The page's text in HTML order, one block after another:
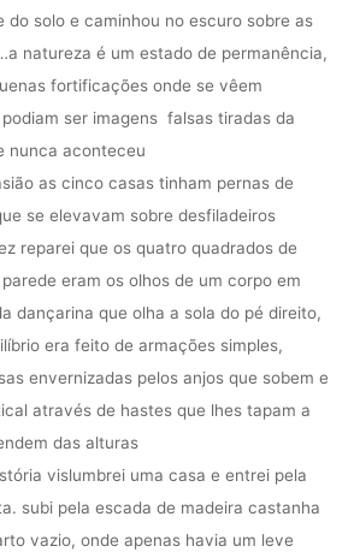
do solo e caminhou no escuro sobre as
natureza é um estado de permanência,
fortificações onde se vêem
ser imagens falsas tiradas da
nunca aconteceu
as cinco casas tinham pernas de
se elevavam sobre desfiladeiros
reparei que os quatro quadrados de
eram os olhos de um corpo em
dançarina que olha a sola do pé direito,
era feito de armações simples,
envernizadas pelos anjos que sobem e
através de hastes que lhes tapam a
das alturas
vislumbrei uma casa e entrei pela
subi pela escada de madeira castanha
vazio, onde apenas havia um leve